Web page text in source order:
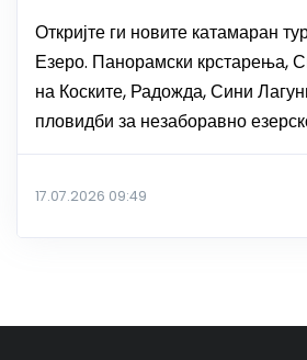
Откријте ги новите катамаран
Езеро. Панорамски крстарења,
на Коските, Радожда, Сини
пловидби за незаборавно
17.07.2026 09:49